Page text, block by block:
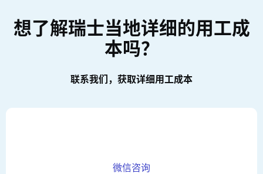
想了解瑞士当地详细的用工成
本吗？
联系我们，获取详细用工成本
微信咨询